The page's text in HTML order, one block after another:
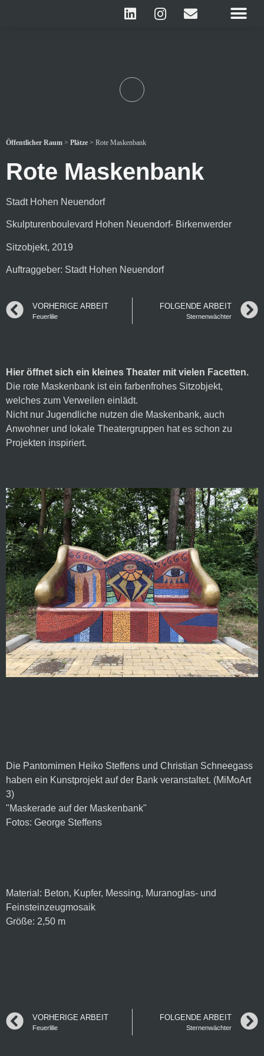
Öffentlicher Raum > Plätze > Rote Maskenbank
Rote Maskenbank
Stadt Hohen Neuendorf
Skulpturenboulevard Hohen Neuendorf- Birkenwerder
Sitzobjekt, 2019
Auftraggeber: Stadt Hohen Neuendorf
VORHERIGE ARBEIT
Feuerlilie
FOLGENDE ARBEIT
Sternenwächter
Hier öffnet sich ein kleines Theater mit vielen Facetten.
Die rote Maskenbank ist ein farbenfrohes Sitzobjekt,
welches zum Verweilen einlädt.
Nicht nur Jugendliche nutzen die Maskenbank, auch
Anwohner und lokale Theatergruppen hat es schon zu
Projekten inspiriert.
Die Pantomimen Heiko Steffens und Christian Schneegass
haben ein Kunstprojekt auf der Bank veranstaltet. (MiMoArt
3)
"Maskerade auf der Maskenbank"
Fotos: George Steffens
Material: Beton, Kupfer, Messing, Muranoglas- und
Feinsteinzeugmosaik
Größe: 2,50 m
VORHERIGE ARBEIT
Feuerlilie
FOLGENDE ARBEIT
Sternenwächter